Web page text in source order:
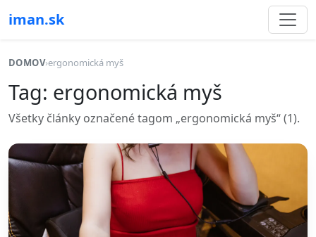
iman.sk
DOMOV›ergonomická myš
Tag: ergonomická myš
Všetky články označené tagom „ergonomická myš“ (1).